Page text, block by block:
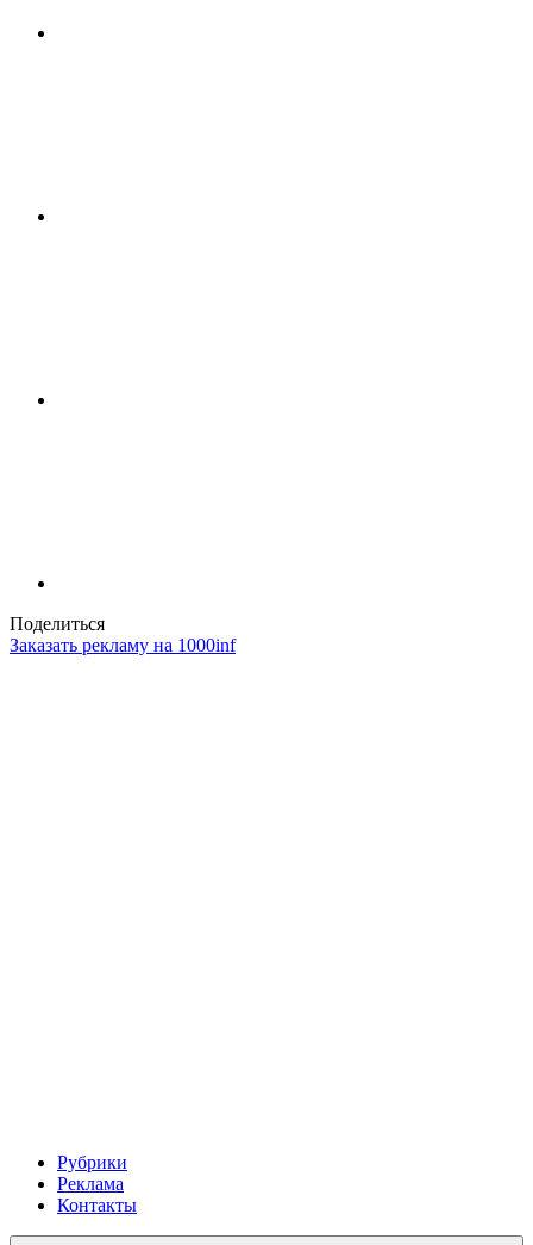
Поделиться
Заказать рекламу на 1000inf
Рубрики
Реклама
Контакты